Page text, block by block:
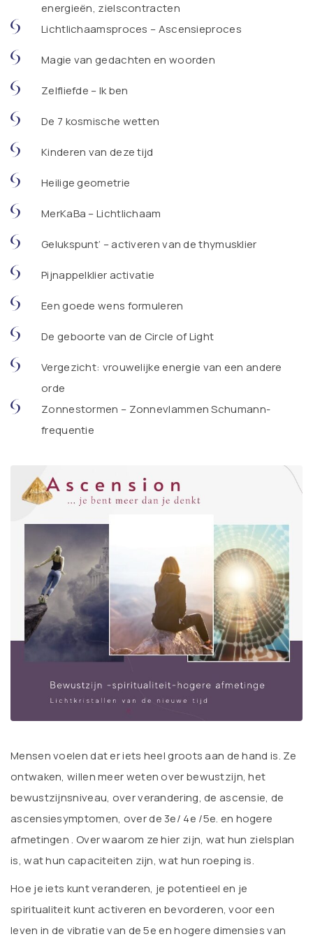
energieën, zielscontracten
Lichtlichaamsproces – Ascensieproces
Magie van gedachten en woorden
Zelfliefde – Ik ben
De 7 kosmische wetten
Kinderen van deze tijd
Heilige geometrie
MerKaBa – Lichtlichaam
Gelukspunt’ – activeren van de thymusklier
Pijnappelklier activatie
Een goede wens formuleren
De geboorte van de Circle of Light
Vergezicht: vrouwelijke energie van een andere
orde
Zonnestormen – Zonnevlammen Schumann-
frequentie
Mensen voelen dat er iets heel groots aan de hand is. Ze
ontwaken, willen meer weten over bewustzijn, het
bewustzijnsniveau, over verandering, de ascensie, de
ascensiesymptomen, over de 3e/ 4e /5e. en hogere
afmetingen . Over waarom ze hier zijn, wat hun zielsplan
is, wat hun capaciteiten zijn, wat hun roeping is.
Hoe je iets kunt veranderen, je potentieel en je
spiritualiteit kunt activeren en bevorderen, voor een
leven in de vibratie van de 5e en hogere dimensies van